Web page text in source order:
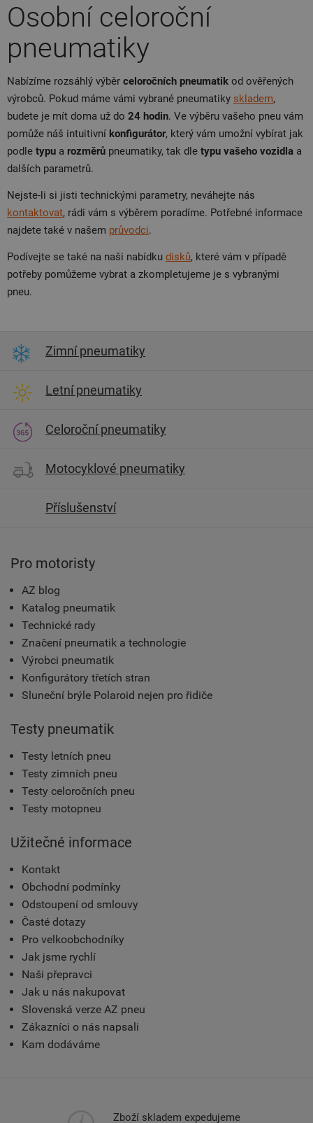
Osobní celoroční
pneumatiky
Nabízíme rozsáhlý výběr celoročních pneumatik od ověřených
výrobců. Pokud máme vámi vybrané pneumatiky skladem,
budete je mít doma už do 24 hodin. Ve výběru vašeho pneu vám
pomůže náš intuitivní konfigurátor, který vám umožní vybírat jak
podle typu a rozměrů pneumatiky, tak dle typu vašeho vozidla a
dalších parametrů.
Nejste-li si jisti technickými parametry, neváhejte nás
kontaktovat, rádi vám s výběrem poradíme. Potřebné informace
najdete také v našem průvodci.
Podívejte se také na naši nabídku disků, které vám v případě
potřeby pomůžeme vybrat a zkompletujeme je s vybranými
pneu.
Zimní pneumatiky
Letní pneumatiky
Celoroční pneumatiky
Motocyklové pneumatiky
Příslušenství
Pro motoristy
AZ blog
Katalog pneumatik
Technické rady
Značení pneumatik a technologie
Výrobci pneumatik
Konfigurátory třetích stran
Sluneční brýle Polaroid nejen pro řidiče
Testy pneumatik
Testy letních pneu
Testy zimních pneu
Testy celoročních pneu
Testy motopneu
Užitečné informace
Kontakt
Obchodní podmínky
Odstoupení od smlouvy
Časté dotazy
Pro velkoobchodníky
Jak jsme rychlí
Naši přepravci
Jak u nás nakupovat
Slovenská verze AZ pneu
Zákazníci o nás napsali
Kam dodáváme
Zboží skladem expedujeme